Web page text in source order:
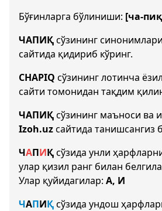
Бўғинларга бўлиниши: [ча-
ЧАПИҚсўзининг
сайтида қидириб кўринг.
CHAPIQ сўзининг лотинча
сайти томонидан тақдим
ЧАПИҚсўзининг маъноси ва
Izoh.uzсайтида танишсангиз
ЧАПИҚсўзида унли
улар қизил ранг билан
Улар қуйидагилар: А, И
ЧАПИҚсўзида ундош